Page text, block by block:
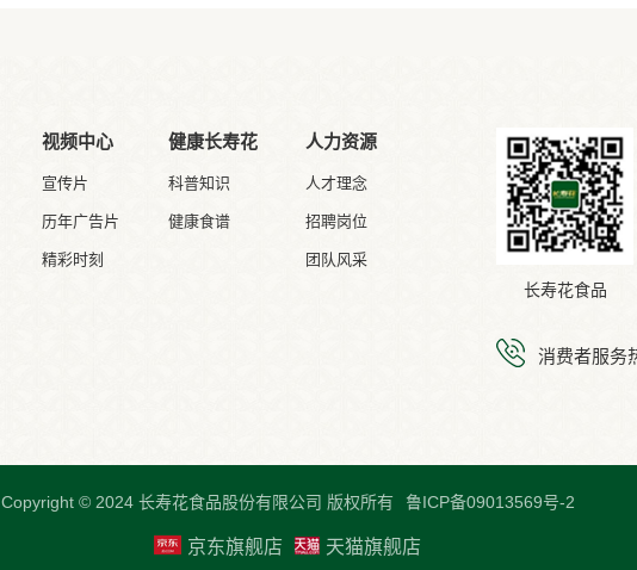
视频中心
宣传片
历年广告片
精彩时刻
健康长寿花
科普知识
健康食谱
人力资源
人才理念
招聘岗位
团队风采
长寿花食品
消费者服务
Copyright © 2024 长寿花食品股份有限公司 版权所有 鲁ICP备09013569号-2
京东旗舰店 天猫旗舰店